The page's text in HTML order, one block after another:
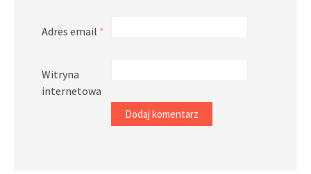
Adres email *
Witryna
internetowa